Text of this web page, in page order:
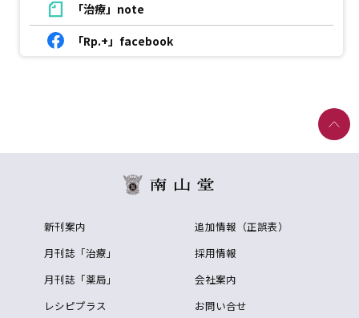
「治療」note
「Rp.+」facebook
新刊案内
月刊誌「治療」
月刊誌「薬局」
レシピプラス
追加情報（正誤表）
採用情報
会社案内
お問い合せ